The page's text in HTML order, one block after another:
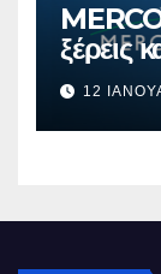
ξέρεις
12